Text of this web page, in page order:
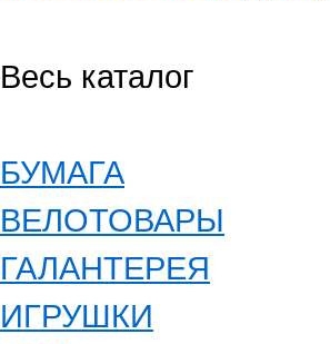
Весь каталог
БУМАГА
ВЕЛОТОВАРЫ
ГАЛАНТЕРЕЯ
ИГРУШКИ